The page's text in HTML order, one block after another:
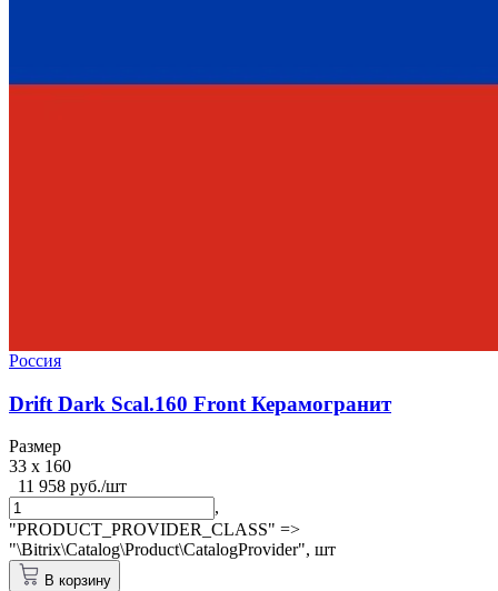
Россия
Drift Dark Scal.160 Front Керамогранит
Размер
33 x 160
11 958 руб./шт
,
"PRODUCT_PROVIDER_CLASS" =>
"\Bitrix\Catalog\Product\CatalogProvider", шт
В корзину